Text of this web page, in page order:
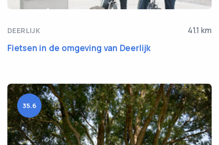
DEERLIJK 41.1 km
Fietsen in de omgeving van Deerlijk
35.6